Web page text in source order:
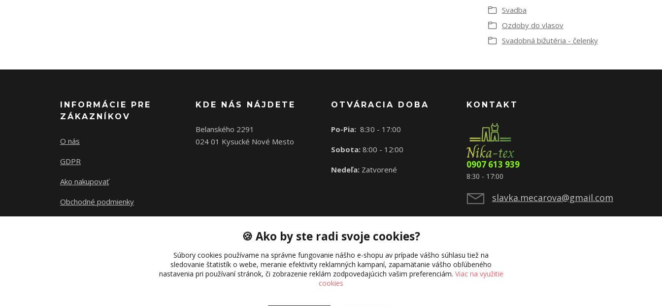
Svadba
Ozdoby do vlasov
Svadobná bižutéria - čelenky
INFORMÁCIE PRE
ZÁKAZNÍKOV
O nás
GDPR
Ako nakupovať
Obchodné podmienky
KDE NÁS NÁJDETE
Belanského 2291
024 01 Kysucké Nové Mesto
OTVÁRACIA DOBA
Po-Pia: 8:30 - 17:00
Sobota: 8:00 - 12:00
Nedeľa: Zatvorené
KONTAKT
0907 613 939
8:30 - 17:00
slavka.mecarova@gmail.com
🍪 Ako by ste radi svoje cookies?
Súbory cookies používame na správne fungovanie nášho e-shopu av prípade vášho súhlasu tiež na
sledovanie štatistík o webe, meranie efektivity reklamných kampaní, zapamätanie vášho obľúbeného
nastavenia pri používaní stránok, či zobrazenie reklám zodpovedajúcich vašim preferenciám. Viac na využitie
cookies